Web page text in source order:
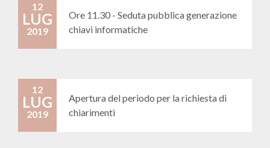
12
LUG
2019
Ore 11.30 - Seduta pubblica generazione
chiavi informatiche
12
LUG
2019
Apertura del periodo per la richiesta di
chiarimenti